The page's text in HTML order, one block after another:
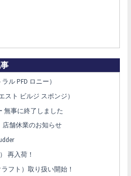
ル PFD ロニー）
スト ビルジ スポンジ）
無事に終了しました
店舗休業のお知らせ
再入荷！
ラフト）取り扱い開始！